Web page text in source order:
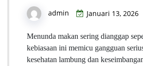
admin Januari 13, 2026
Menunda makan sering dianggap
kebiasaan ini memicu gangguan
kesehatan lambung dan